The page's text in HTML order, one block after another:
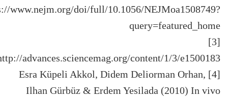
www.nejm.org/doi/full/10.1056/NEJMoa1508749?
query=featured_home
[3]
advances.sciencemag.org/content/1/3/e1500183
[4] Esra Küpeli Akkol, Didem Deliorman Orhan,
Ilhan Gürbüz & Erdem Yesilada (2010) In vivo